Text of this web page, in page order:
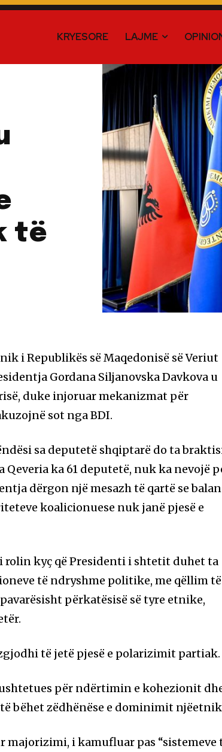
KRYESORE LAJME
të
i Republikës së Maqedonisë së Veriut
Gordana Siljanovska Davkova u
duke injoruar mekanizmat për
sot nga BDI.
sa deputetë shqiptarë do ta
ka 61 deputetë, nuk ka nevojë
dërgon një mesazh të qartë se
koalicionuese nuk janë pjesë e
rolin kyç që Presidenti i shtetit duhet ta
të ndryshme politike, me qëllim të
përkatësisë së tyre etnike,
të jetë pjesë e polarizimit partiak.
për ndërtimin e kohezionit
bëhet zëdhënëse e dominimit
majorizimi, i kamufluar pas “sistemeve